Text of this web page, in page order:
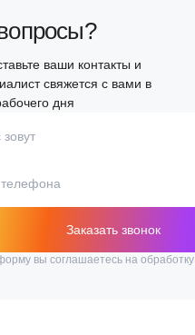
ваши контакты и
свяжется с вами в
дня
зовут
Заказать звонок
вы соглашаетесь на обработку